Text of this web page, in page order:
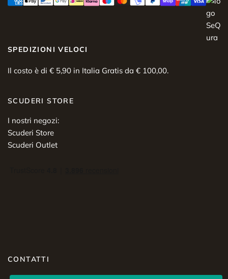
SPEDIZIONI VELOCI
Il costo è di € 5,90 in Italia Gratis da € 100,00.
SCUDERI STORE
I nostri negozi:
Scuderi Store
Scuderi Outlet
CONTATTI